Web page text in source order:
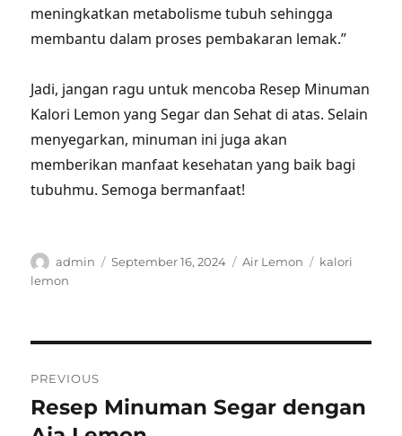
meningkatkan metabolisme tubuh sehingga
membantu dalam proses pembakaran lemak.”
Jadi, jangan ragu untuk mencoba Resep Minuman
Kalori Lemon yang Segar dan Sehat di atas. Selain
menyegarkan, minuman ini juga akan
memberikan manfaat kesehatan yang baik bagi
tubuhmu. Semoga bermanfaat!
Author
admin
Posted
September 16, 2024 Categories
Air Lemon Tags
kalori
lemon
navigation
PREVIOUS
Previous
post:
Resep Minuman Segar dengan